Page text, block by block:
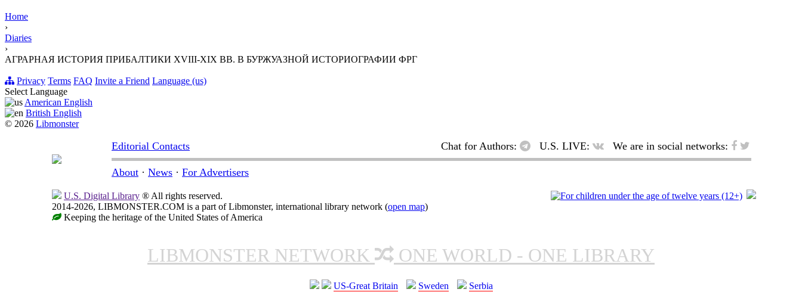
Home
›
Diaries
›
АГРАРНАЯ ИСТОРИЯ ПРИБАЛТИКИ XVIII-XIX ВВ. В БУРЖУАЗНОЙ ИСТОРИОГРАФИИ ФРГ
Privacy Terms FAQ Invite a Friend Language (us)
Select Language
American English
British English
© 2026 Libmonster
Editorial Contacts Chat for Authors: U.S. LIVE: We are in social networks:
About · News · For Advertisers
U.S. Digital Library ® All rights reserved.
2014-2026, LIBMONSTER.COM is a part of Libmonster, international library network (open map)
Keeping the heritage of the United States of America
LIBMONSTER NETWORK ONE WORLD - ONE LIBRARY
US-Great Britain Sweden Serbia